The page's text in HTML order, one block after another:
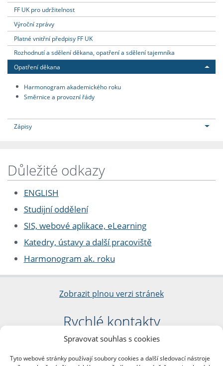
Spravovat souhlas s cookies
Tyto webové stránky používají soubory cookies a další sledovací nástroje
FF UK pro udržitelnost
Výroční zprávy
Platné vnitřní předpisy FF UK
Rozhodnutí a sdělení děkana, opatření a sdělení tajemníka
Opatření děkana
Harmonogram akademického roku
Směrnice a provozní řády
Zápisy
Důležité odkazy
ENGLISH
Studijní oddělení
SIS, webové aplikace, eLearning
Katedry, ústavy a další pracoviště
Harmonogram ak. roku
Zobrazit plnou verzi stránek
Rychlé kontakty
Filozofická fakulta
nám. Jana Palacha 1/2